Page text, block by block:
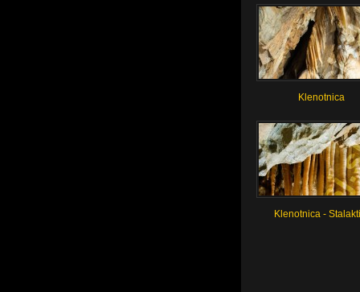
Klenotnica
Klenotnica -